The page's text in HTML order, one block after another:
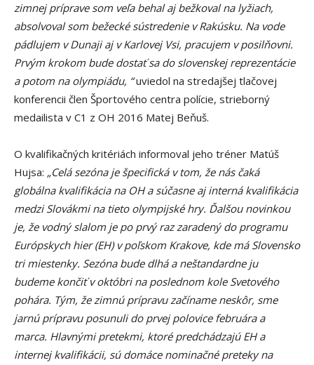
zimnej príprave som veľa behal aj bežkoval na lyžiach,
absolvoval som bežecké sústredenie v Rakúsku. Na vode
pádlujem v Dunaji aj v Karlovej Vsi, pracujem v posilňovni.
Prvým krokom bude dostať sa do slovenskej reprezentácie
a potom na olympiádu, “uviedol na stredajšej tlačovej
konferencii člen Športového centra polície, strieborný
medailista v C1 z OH 2016 Matej Beňuš.
O kvalifikačných kritériách informoval jeho tréner Matúš
Hujsa: „Celá sezóna je špecifická v tom, že nás čaká
globálna kvalifikácia na OH a súčasne aj interná kvalifikácia
medzi Slovákmi na tieto olympijské hry. Ďalšou novinkou
je, že vodný slalom je po prvý raz zaradený do programu
Európskych hier (EH) v poľskom Krakove, kde má Slovensko
tri miestenky. Sezóna bude dlhá a neštandardne ju
budeme končiť v októbri na poslednom kole Svetového
pohára. Tým, že zimnú prípravu začíname neskôr, sme
jarnú prípravu posunuli do prvej polovice februára a
marca. Hlavnými pretekmi, ktoré predchádzajú EH a
internej kvalifikácii, sú domáce nominačné preteky na